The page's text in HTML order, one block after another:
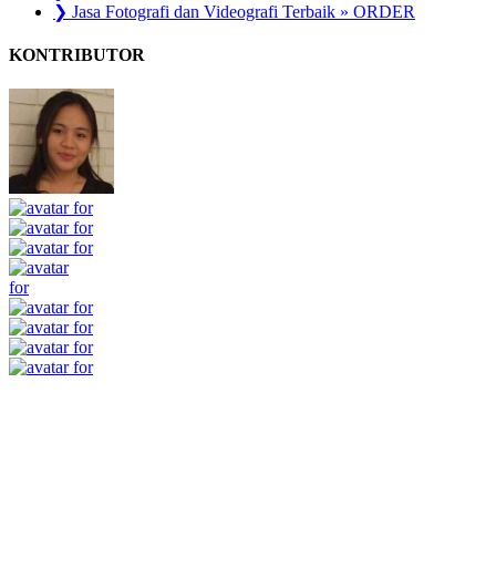
❯ Jasa Fotografi dan Videografi Terbaik » ORDER
KONTRIBUTOR